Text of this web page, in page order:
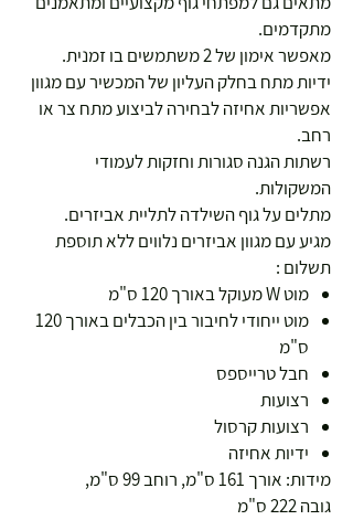
מתקדמים.
מאפשר אימון של 2 משתמשים בו זמנית.
ידיות מתח בחלק העליון של המכשיר עם מגוון
אפשריות אחיזה לבחירה לביצוע מתח צר או
רחב.
רשתות הגנה סגורות וחזקות לעמודי
המשקולות.
מתלים על גוף השילדה לתליית אביזרים.
מגיע עם מגוון אביזרים נלווים ללא תוספת
תשלום :
מוט W מעוקל באורך 120 ס"מ
מוט ייחודי לחיבור בין הכבלים באורך 120
ס"מ
חבל טרייספס
רצועות
רצועות קרסול
ידיות אחיזה
מידות: אורך 161 ס"מ, רוחב 99 ס"מ,
גובה 222 ס"מ